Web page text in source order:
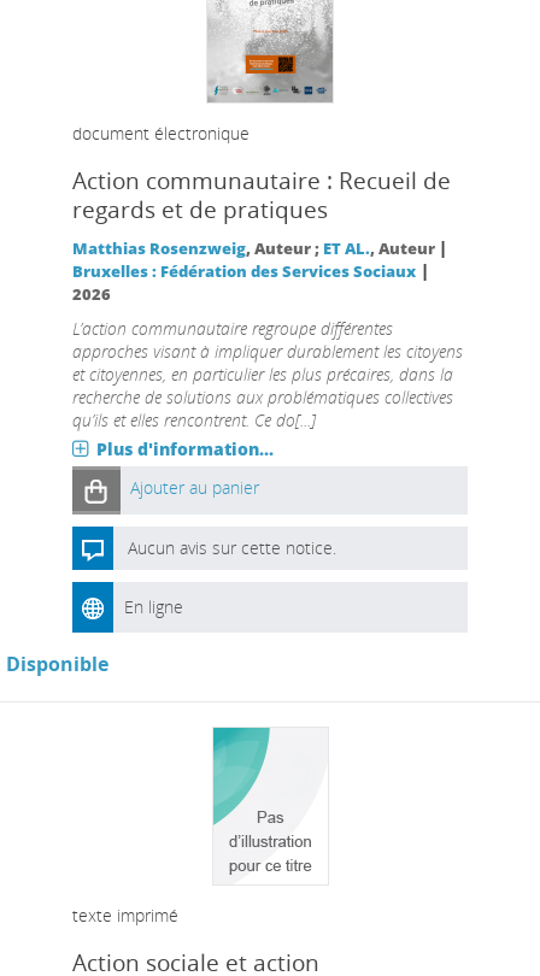
document électronique
Action communautaire : Recueil de
regards et de pratiques
Matthias Rosenzweig, Auteur ; ET AL., Auteur |
Bruxelles : Fédération des Services Sociaux|
2026
L’action communautaire regroupe différentes
approches visant à impliquer durablement les citoyens
et citoyennes, en particulier les plus précaires, dans la
recherche de solutions aux problématiques collectives
qu’ils et elles rencontrent. Ce do[...]
Plus d'information...
Ajouter au panier
Aucun avis sur cette notice.
En ligne
Disponible
texte imprimé
Action sociale et action